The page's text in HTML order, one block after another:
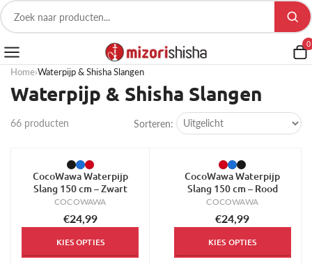
0
Home›Waterpijp & Shisha Slangen
Waterpijp & Shisha Slangen
66 producten Sorteren:
CocoWawa Waterpijp
Slang 150 cm – Zwart
COCOWAWA
€24,99
KIES OPTIES
CocoWawa Waterpijp
Slang 150 cm – Rood
COCOWAWA
€24,99
KIES OPTIES